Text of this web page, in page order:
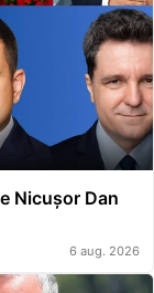
Nicușor Dan
6 aug. 2026